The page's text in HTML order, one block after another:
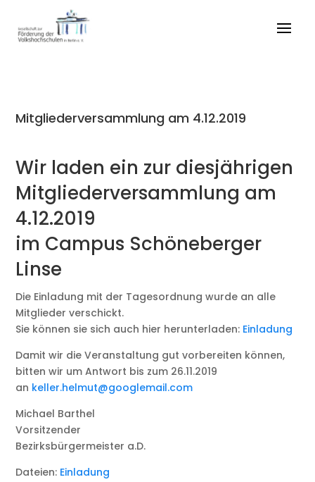
Mitgliederversammlung am 4.12.2019
Wir laden ein zur diesjährigen
Mitgliederversammlung am
4.12.2019
im Campus Schöneberger
Linse
Die Einladung mit der Tagesordnung wurde an alle
Mitglieder verschickt.
Sie können sie sich auch hier herunterladen: Einladung
Damit wir die Veranstaltung gut vorbereiten können,
bitten wir um Antwort bis zum 26.11.2019
an keller.helmut@googlemail.com
Michael Barthel
Vorsitzender
Bezirksbürgermeister a.D.
Dateien: Einladung